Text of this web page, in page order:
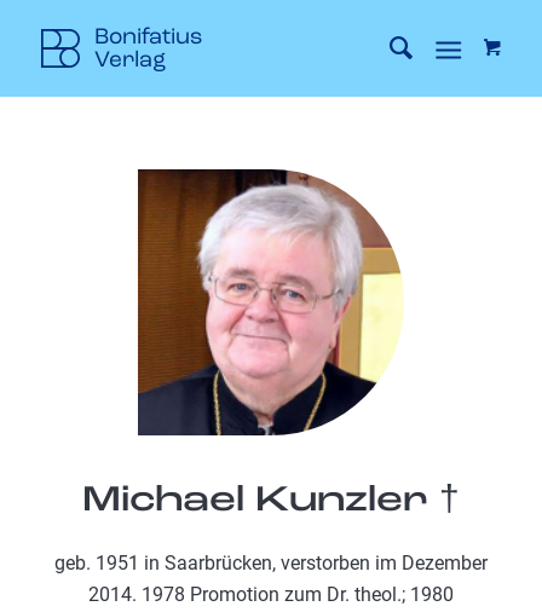
Michael Kunzler †
geb. 1951 in Saarbrücken, verstorben im Dezember
2014. 1978 Promotion zum Dr. theol.; 1980